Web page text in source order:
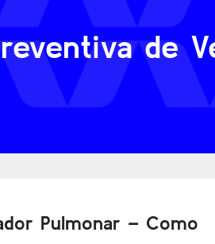
de
Pulmonar – Como